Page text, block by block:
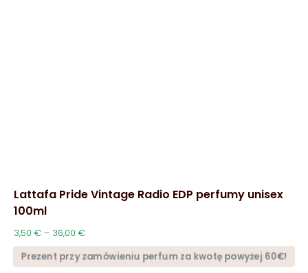
Lattafa Pride Vintage Radio EDP perfumy unisex
100ml
3,50 € – 36,00 €Zakres
cen:
od
Prezent przy zamówieniu perfum za kwotę powyżej 60€!